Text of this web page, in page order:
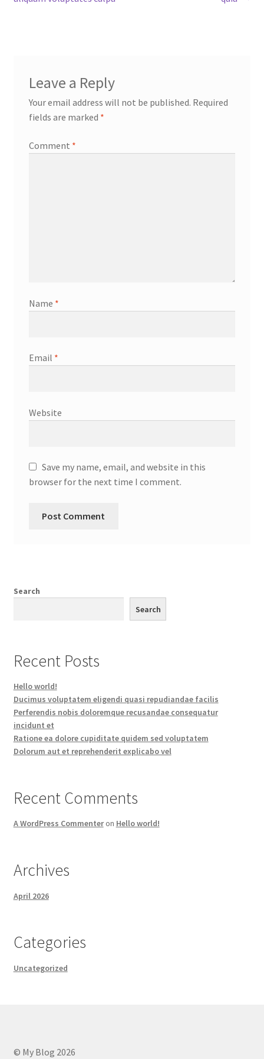
navigation
Leave a Reply
Your email address will not be published. Required
fields are marked *
Comment *
Name *
Email *
Website
Save my name, email, and website in this
browser for the next time I comment.
Search
Search
Recent Posts
Hello world!
Ducimus voluptatem eligendi quasi repudiandae facilis
Perferendis nobis doloremque recusandae consequatur
incidunt et
Ratione ea dolore cupiditate quidem sed voluptatem
Dolorum aut et reprehenderit explicabo vel
Recent Comments
A WordPress Commenteron Hello world!
Archives
April 2026
Categories
Uncategorized
© My Blog 2026